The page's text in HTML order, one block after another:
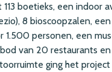
113 boetieks, een indoor
8 bioscoopzalen,
1.500 personen, een
van 20 restaurants
ging het